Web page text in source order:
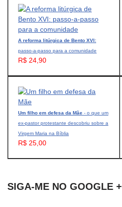
A reforma litúrgica de Bento XVI:
passo-a-passo para a comunidade
R$ 24,90
Um filho em defesa da Mãe - o que um
ex-pastor protestante descobriu sobre a
Virgem Maria na Bíblia
R$ 25,00
SIGA-ME NO GOOGLE +